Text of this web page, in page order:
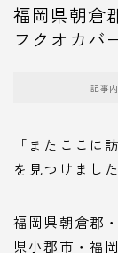
福岡県朝倉
フクオカバ
記事
「またここに
を見つけました
福岡県朝倉郡
県小郡市・福